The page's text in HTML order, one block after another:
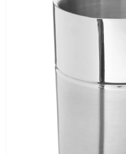
Zoomer sur l'image